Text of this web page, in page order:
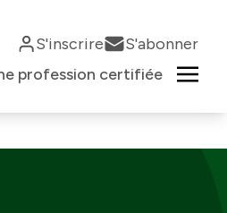
S'inscrire
S'abonner
profession certifiée